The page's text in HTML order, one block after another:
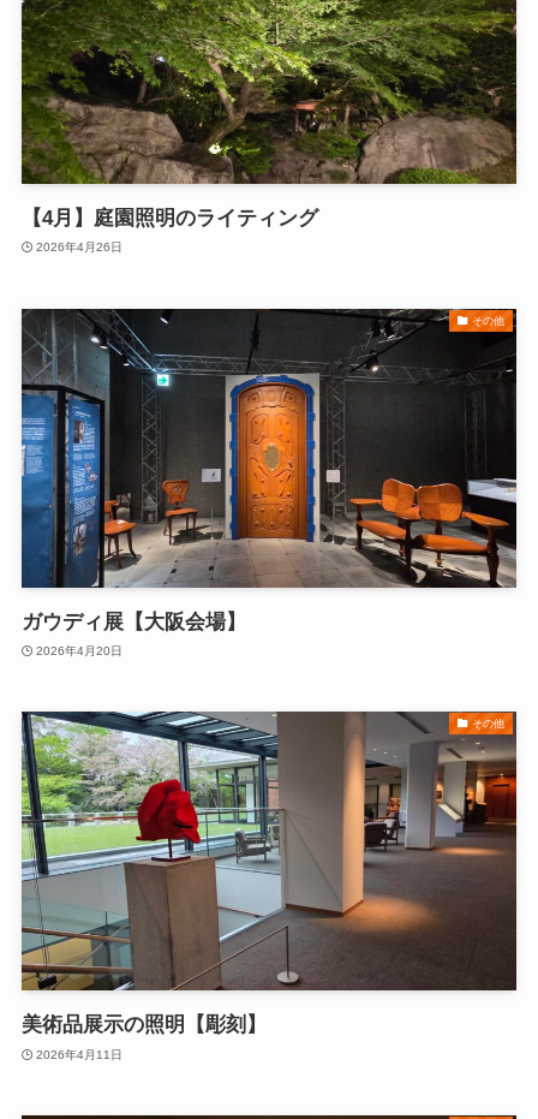
【4月】庭園照明のライティング
2026年4月26日
その他
ガウディ展【大阪会場】
2026年4月20日
その他
美術品展示の照明【彫刻】
2026年4月11日